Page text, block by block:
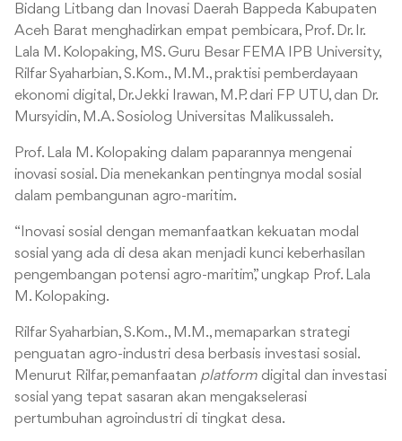
Bidang Litbang dan Inovasi Daerah Bappeda Kabupaten
Aceh Barat menghadirkan empat pembicara, Prof. Dr. Ir.
Lala M. Kolopaking, MS. Guru Besar FEMA IPB University,
Rilfar Syaharbian, S.Kom., M.M., praktisi pemberdayaan
ekonomi digital, Dr. Jekki Irawan, M.P. dari FP UTU, dan Dr.
Mursyidin, M.A. Sosiolog Universitas Malikussaleh.
Prof. Lala M. Kolopaking dalam paparannya mengenai
inovasi sosial. Dia menekankan pentingnya modal sosial
dalam pembangunan agro-maritim.
“Inovasi sosial dengan memanfaatkan kekuatan modal
sosial yang ada di desa akan menjadi kunci keberhasilan
pengembangan potensi agro-maritim,” ungkap Prof. Lala
M. Kolopaking.
Rilfar Syaharbian, S.Kom., M.M., memaparkan strategi
penguatan agro-industri desa berbasis investasi sosial.
Menurut Rilfar, pemanfaatan platform digital dan investasi
sosial yang tepat sasaran akan mengakselerasi
pertumbuhan agroindustri di tingkat desa.